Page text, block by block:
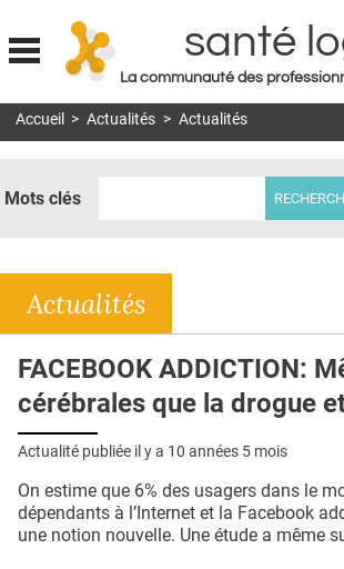
Jump to navigation
santé
La communauté des
MON COMPTE
DOSSIERS
RÉSEAUX
E-REVUE SAD
QUI SOMMES-NOUS ?
Accueil > Actualités > Actualités
Mots clés
Actualités
FACEBOOK ADDICTION:
cérébrales que la drogue
Actualité publiée il y a 10 années 5 mois
On estime que 6% des usagers dans le
dépendants à l’Internet et la Facebook
une notion nouvelle. Une étude a même